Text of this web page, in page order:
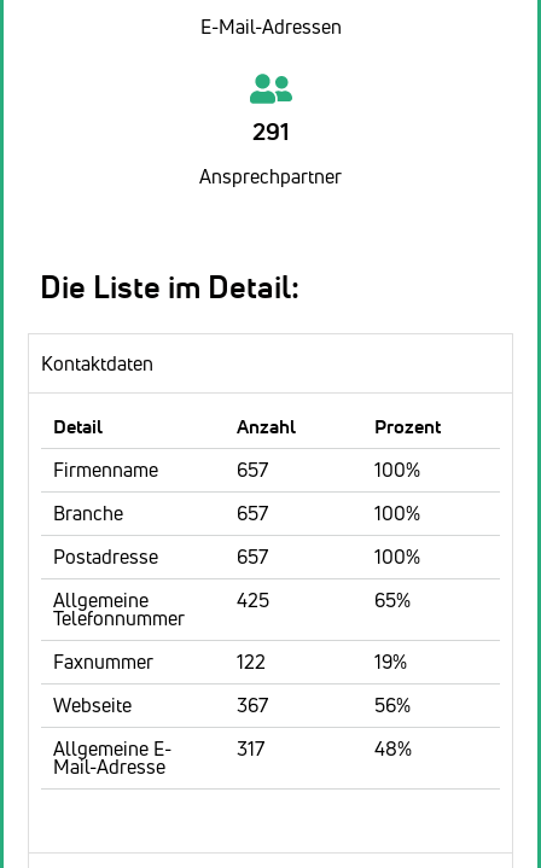
E-Mail-Adressen
291
Ansprechpartner
Die Liste im Detail:
Kontaktdaten
Detail Anzahl
Prozent
Firmenname
657
100%
Branche
657
100%
Postadresse
657
100%
Allgemeine
Telefonnummer
425 65%
Faxnummer 122
19%
Webseite
367
56%
Allgemeine E-
Mail-Adresse
317 48%